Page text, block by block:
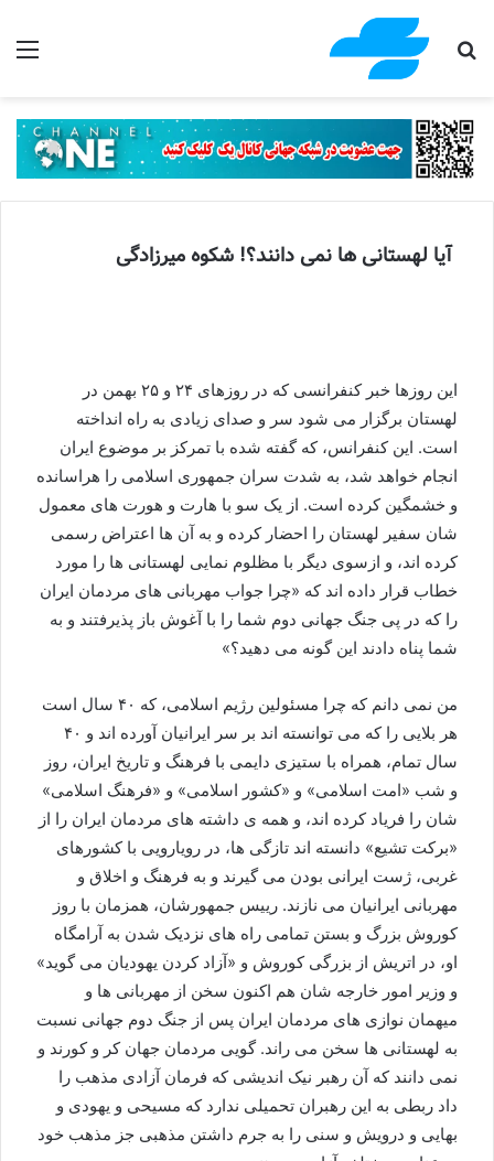
جستجو برای
آیا لهستانی ها نمی دانند؟! شکوه میرزادگی
این روزها خبر کنفرانسی که در روزهای ۲۴ و ۲۵ بهمن در
لهستان برگزار می شود سر و صدای زیادی به راه انداخته
است. این کنفرانس، که گفته شده با تمرکز بر موضوع ایران
انجام خواهد شد، به شدت سران جمهوری اسلامی را هراسانده
و خشمگین کرده است. از یک سو با هارت و هورت های معمول
شان سفیر لهستان را احضار کرده و به آن ها اعتراض رسمی
کرده اند، و ازسوی ديگر با مظلوم نمایی لهستانی ها را مورد
خطاب قرار داده اند که «چرا جواب مهربانی های مردمان ایران
را که در پی جنگ جهانی دوم شما را با آغوش باز پذیرفتند و به
شما پناه دادند این گونه می دهید؟»
من نمی دانم که چرا مسئولین رژيم اسلامی، که ۴۰ سال است
هر بلایی را که می توانسته اند بر سر ایرانیان آورده اند و ۴۰
سال تمام، همراه با ستیزی دایمی با فرهنگ و تاریخ ایران، روز
و شب «امت اسلامی» و «کشور اسلامی» و «فرهنگ اسلامی»
شان را فریاد کرده اند، و همه ی داشته های مردمان ایران را از
«برکت تشیع» دانسته اند تازگی ها، در رویارویی با کشورهای
غربی، ژست ایرانی بودن می گیرند و به فرهنگ و اخلاق و
مهربانی ایرانیان می نازند. رییس جمهورشان، همزمان با روز
کوروش بزرگ و بستن تمامی راه های نزدیک شدن به آرامگاه
او، در اتریش از بزرگی کوروش و «آزاد کردن یهودیان می گوید»
و وزیر امور خارجه شان هم اکنون سخن از مهربانی ها و
میهمان نوازی های مردمان ایران پس از جنگ دوم جهانی نسبت
به لهستانی ها سخن می راند. گویی مردمان جهان کر و کورند و
نمی دانند که آن رهبر نیک اندیشی که فرمان آزادی مذهب را
داد ربطی به این رهبران تحميلی ندارد که مسیحی و یهودی و
بهایی و درویش و سنی را به جرم داشتن مذهبی جز مذهب خود